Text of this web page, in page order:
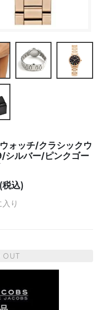
ォッチ/クラシックウ
ルバー/ピンクゴー
込)
り
OUT